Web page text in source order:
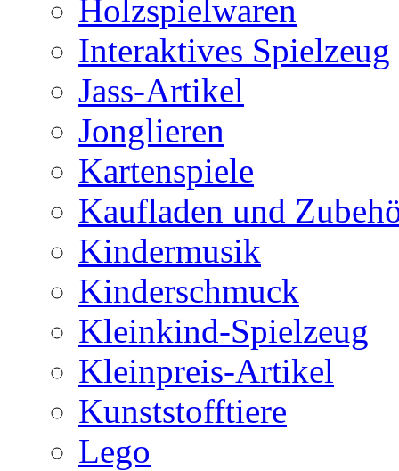
Holzspielwaren
Interaktives Spielzeug
Jass-Artikel
Jonglieren
Kartenspiele
Kaufladen und
Kindermusik
Kinderschmuck
Kleinkind-Spielzeug
Kleinpreis-Artikel
Kunststofftiere
Lego